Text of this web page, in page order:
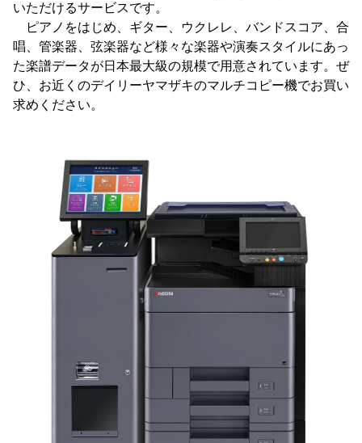
いただけるサービスです。
ピアノをはじめ、ギター、ウクレレ、バンドスコア、合
唱、管楽器、弦楽器など様々な楽器や演奏スタイルにあっ
た楽譜データが日本最大級の規模で用意されています。ぜ
ひ、お近くのデイリーヤマザキのマルチコピー機でお買い
求めください。